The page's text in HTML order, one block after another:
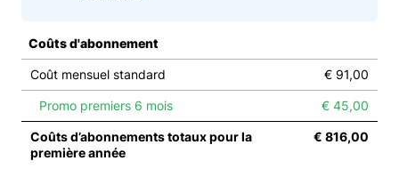
Coûts d'abonnement
Coût mensuel standard € 91,00
Promo premiers 6 mois € 45,00
Coûts d’abonnements totaux pour la
première année
€ 816,00